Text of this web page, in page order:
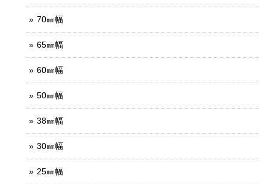
70㎜幅
65㎜幅
60㎜幅
50㎜幅
38㎜幅
30㎜幅
25㎜幅